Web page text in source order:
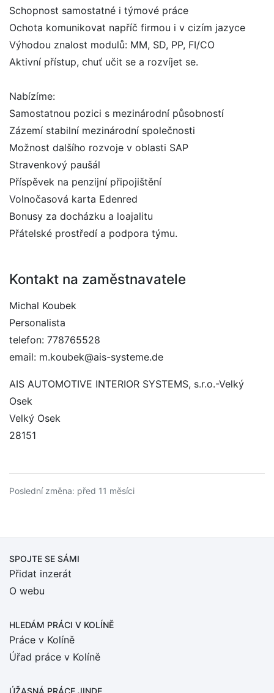
Schopnost samostatné i týmové práce
Ochota komunikovat napříč firmou i v cizím jazyce
Výhodou znalost modulů: MM, SD, PP, FI/CO
Aktivní přístup, chuť učit se a rozvíjet se.
Nabízíme:
Samostatnou pozici s mezinárodní působností
Zázemí stabilní mezinárodní společnosti
Možnost dalšího rozvoje v oblasti SAP
Stravenkový paušál
Příspěvek na penzijní připojištění
Volnočasová karta Edenred
Bonusy za docházku a loajalitu
Přátelské prostředí a podpora týmu.
Kontakt na zaměstnavatele
Michal Koubek
Personalista
telefon: 778765528
email: m.koubek@ais-systeme.de
AIS AUTOMOTIVE INTERIOR SYSTEMS, s.r.o.-Velký
Osek
Velký Osek
28151
Poslední změna: před 11 měsíci
SPOJTE SE SÁMI
Přidat inzerát
O webu
HLEDÁM PRÁCI V KOLÍNĚ
Práce v Kolíně
Úřad práce v Kolíně
ÚŽASNÁ PRÁCE JINDE